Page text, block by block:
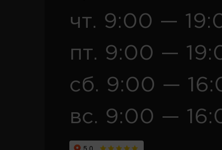
чт. 9:00 —
пт. 9:00 —
сб. 9:00 —
вс. 9:00 —